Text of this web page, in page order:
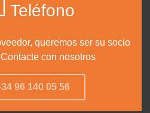
Teléfono
queremos ser su socio
con nosotros
96 140 05 56